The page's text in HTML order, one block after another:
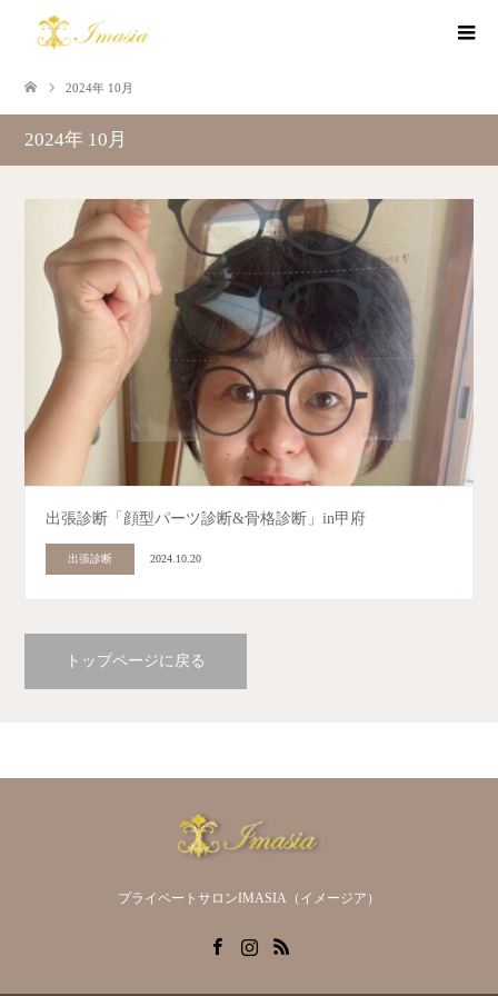
2024年 10月
2024年 10月
出張診断「顔型パーツ診断&骨格診断」in甲府
出張診断 2024.10.20
トップページに戻る
プライベートサロンIMASIA（イメージア）